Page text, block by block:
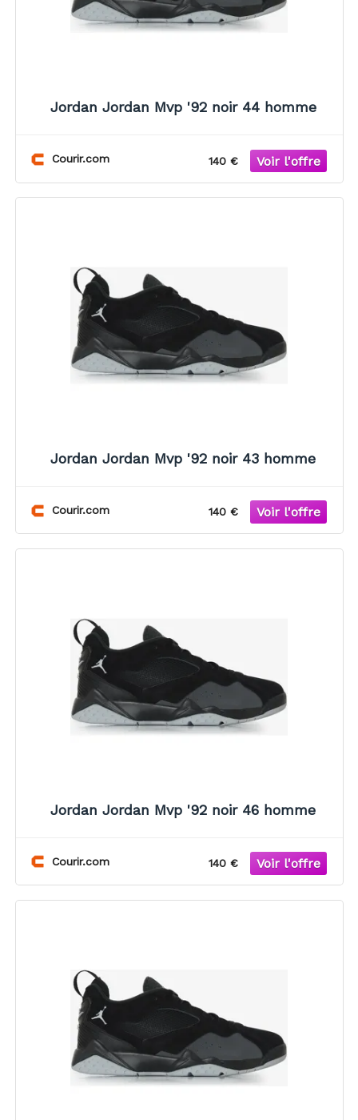
Jordan Jordan Mvp '92 noir 44 homme
Courir.com 140 €
Jordan Jordan Mvp '92 noir 43 homme
Courir.com 140 €
Jordan Jordan Mvp '92 noir 46 homme
Courir.com 140 €